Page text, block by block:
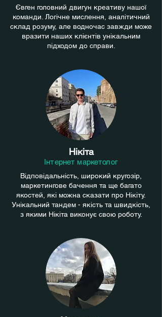
Євген головний двигун креативу нашої
команди. Логічне мислення, аналітичний
склад розуму, але водночас завжди може
вразити наших клієнтів унікальним
підходом до справи.
Нікіта
Інтернет маркетолог
Відповідальність, широкий кругозір,
маркетингове бачення та ще багато
якостей, які можна сказати про Нікіту.
Унікальний тандем - якість та швидкість,
з якими Нікіта виконує свою роботу.